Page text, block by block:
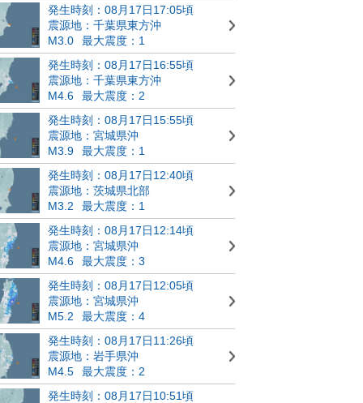
発生時刻：08月17日17:05頃
震源地：千葉県東方沖
M3.0
最大震度：1
発生時刻：08月17日16:55頃
震源地：千葉県東方沖
M4.6
最大震度：2
発生時刻：08月17日15:55頃
震源地：宮城県沖
M3.9
最大震度：1
発生時刻：08月17日12:40頃
震源地：茨城県北部
M3.2
最大震度：1
発生時刻：08月17日12:14頃
震源地：宮城県沖
M4.6
最大震度：3
発生時刻：08月17日12:05頃
震源地：宮城県沖
M5.2
最大震度：4
発生時刻：08月17日11:26頃
震源地：岩手県沖
M4.5
最大震度：2
発生時刻：08月17日10:51頃